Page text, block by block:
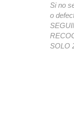
Si no
o
SOLO